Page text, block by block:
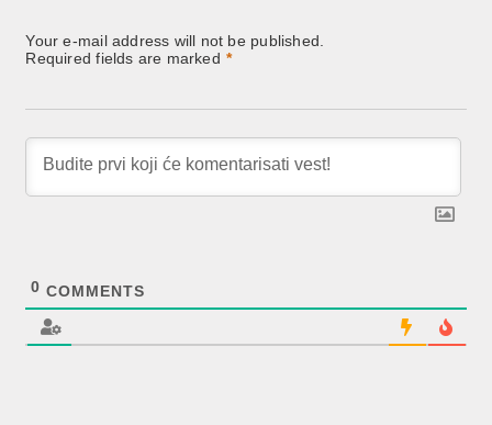
Your e-mail address will not be published.
Required fields are marked *
0 COMMENTS